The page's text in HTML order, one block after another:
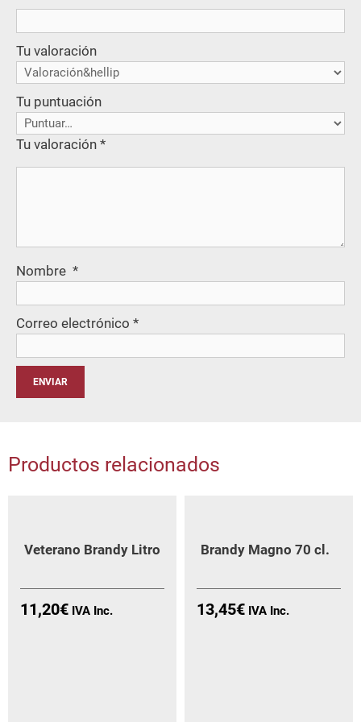
Tu valoración
Tu puntuación
Tu valoración *
Nombre *
Correo electrónico *
Productos relacionados
Veterano Brandy Litro
11,20€
Brandy Magno 70 cl.
13,45€